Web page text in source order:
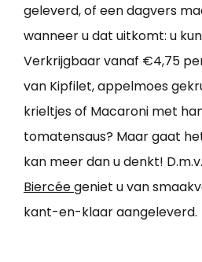
geleverd, of een dagvers
wanneer u dat uitkomt: u
Verkrijgbaar vanaf €4,75
van Kipfilet, appelmoes
krieltjes of Macaroni met
tomatensaus? Maar gaat
kan meer dan u denkt!
Biercéegeniet u van
kant-en-klaar aangeleverd.